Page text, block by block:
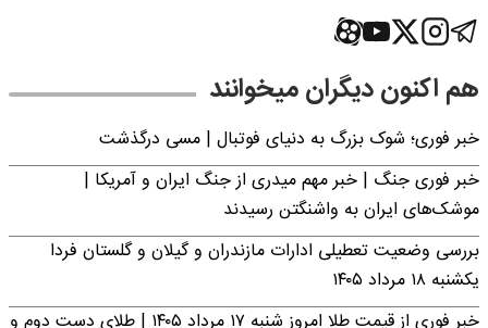
هم اکنون دیگران میخوانند
خبر فوری؛‌ شوک بزرگ به دنیای فوتبال | مسی درگذشت
خبر فوری جنگ | خبر مهم میدری از جنگ ایران و آمریکا |
موشک‌های ایران به واشنگتن رسیدند
بررسی وضعیت تعطیلی ادارات مازندران و گیلان و گلستان فردا
یکشنبه ۱۸ مرداد ۱۴۰۵
خبر فوری از قیمت طلا امروز شنبه ۱۷ مرداد ۱۴۰۵ | طلای دست دوم و